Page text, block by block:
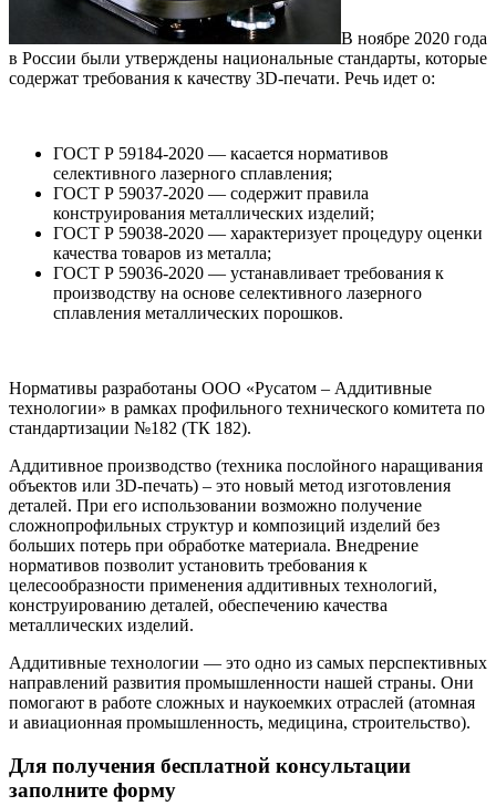
В ноябре 2020 года
в России были утверждены национальные стандарты, которые
содержат требования к качеству 3D-печати. Речь идет о:
ГОСТ Р 59184-2020 — касается нормативов
селективного лазерного сплавления;
ГОСТ Р 59037-2020 — содержит правила
конструирования металлических изделий;
ГОСТ Р 59038-2020 — характеризует процедуру оценки
качества товаров из металла;
ГОСТ Р 59036-2020 — устанавливает требования к
производству на основе селективного лазерного
сплавления металлических порошков.
Нормативы разработаны ООО «Русатом – Аддитивные
технологии» в рамках профильного технического комитета по
стандартизации №182 (ТК 182).
Аддитивное производство (техника послойного наращивания
объектов или 3D-печать) – это новый метод изготовления
деталей. При его использовании возможно получение
сложнопрофильных структур и композиций изделий без
больших потерь при обработке материала. Внедрение
нормативов позволит установить требования к
целесообразности применения аддитивных технологий,
конструированию деталей, обеспечению качества
металлических изделий.
Аддитивные технологии — это одно из самых перспективных
направлений развития промышленности нашей страны. Они
помогают в работе сложных и наукоемких отраслей (атомная
и авиационная промышленность, медицина, строительство).
Для получения бесплатной консультации
заполните форму